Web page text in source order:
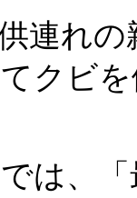
連れの
クビ
は、「